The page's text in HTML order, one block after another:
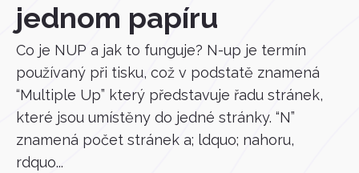
jednom papíru
Co je NUP a jak to funguje? N-up je termín
používaný při tisku, což v podstatě znamená
“Multiple Up” který představuje řadu stránek,
které jsou umístěny do jedné stránky. “N”
znamená počet stránek a; ldquo; nahoru,
rdquo...